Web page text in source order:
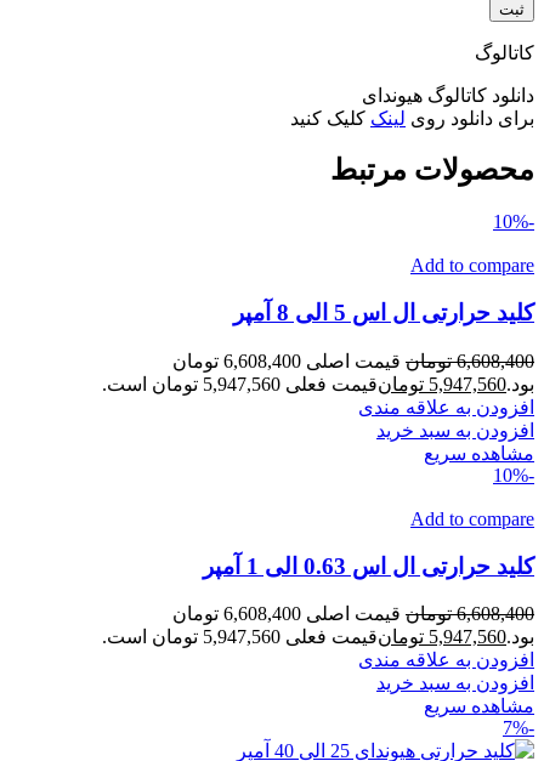
کاتالوگ
دانلود کاتالوگ هیوندای
برای دانلود روی لینک کلیک کنید
محصولات مرتبط
-10%
Add to compare
کلید حرارتی ال اس 5 الی 8 آمپر
6,608,400 تومان
قیمت اصلی 6,608,400 تومان
بود.5,947,560 تومانقیمت فعلی 5,947,560 تومان است.
افزودن به علاقه مندی
افزودن به سبد خرید
مشاهده سریع
-10%
Add to compare
کلید حرارتی ال اس 0.63 الی 1 آمپر
6,608,400 تومان
قیمت اصلی 6,608,400 تومان
بود.5,947,560 تومانقیمت فعلی 5,947,560 تومان است.
افزودن به علاقه مندی
افزودن به سبد خرید
مشاهده سریع
-7%